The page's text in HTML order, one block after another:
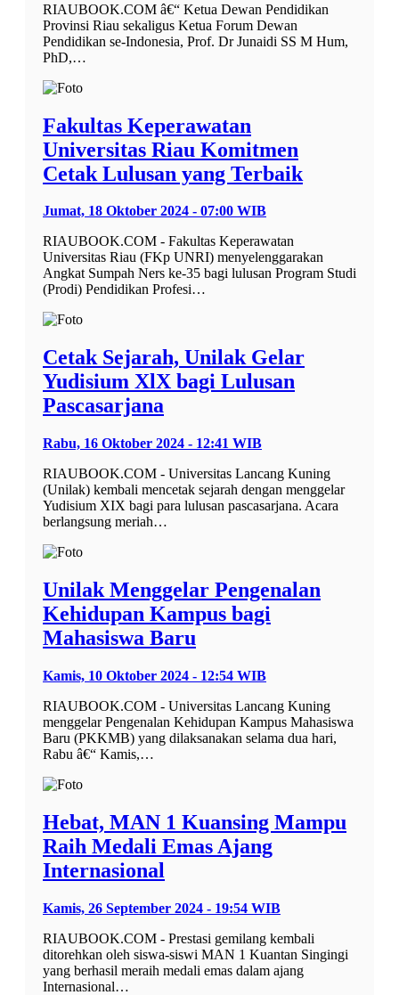
RIAUBOOK.COM â€“ Ketua Dewan Pendidikan
Provinsi Riau sekaligus Ketua Forum Dewan
Pendidikan se-Indonesia, Prof. Dr Junaidi SS M Hum,
PhD,…
Fakultas Keperawatan
Universitas Riau Komitmen
Cetak Lulusan yang Terbaik
Jumat, 18 Oktober 2024 - 07:00 WIB
RIAUBOOK.COM - Fakultas Keperawatan
Universitas Riau (FKp UNRI) menyelenggarakan
Angkat Sumpah Ners ke-35 bagi lulusan Program Studi
(Prodi) Pendidikan Profesi…
Cetak Sejarah, Unilak Gelar
Yudisium XlX bagi Lulusan
Pascasarjana
Rabu, 16 Oktober 2024 - 12:41 WIB
RIAUBOOK.COM - Universitas Lancang Kuning
(Unilak) kembali mencetak sejarah dengan menggelar
Yudisium XIX bagi para lulusan pascasarjana. Acara
berlangsung meriah…
Unilak Menggelar Pengenalan
Kehidupan Kampus bagi
Mahasiswa Baru
Kamis, 10 Oktober 2024 - 12:54 WIB
RIAUBOOK.COM - Universitas Lancang Kuning
menggelar Pengenalan Kehidupan Kampus Mahasiswa
Baru (PKKMB) yang dilaksanakan selama dua hari,
Rabu â€“ Kamis,…
Hebat, MAN 1 Kuansing Mampu
Raih Medali Emas Ajang
Internasional
Kamis, 26 September 2024 - 19:54 WIB
RIAUBOOK.COM - Prestasi gemilang kembali
ditorehkan oleh siswa-siswi MAN 1 Kuantan Singingi
yang berhasil meraih medali emas dalam ajang
Internasional…